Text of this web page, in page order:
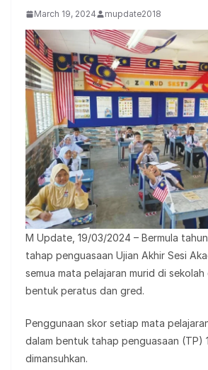
March 19, 2024 mupdate2018
M Update, 19/03/2024 – Bermula
tahap penguasaan Ujian Akhir Sesi
semua mata pelajaran murid di
bentuk peratus dan gred.
Penggunaan skor setiap mata
dalam bentuk tahap penguasaan (TP)
dimansuhkan.